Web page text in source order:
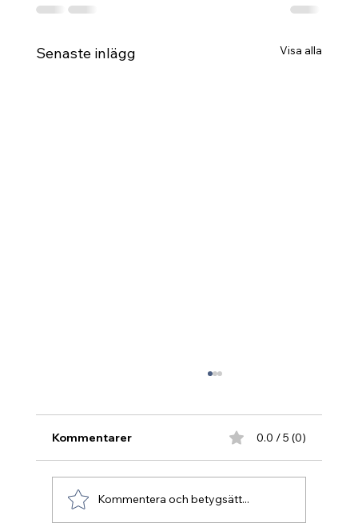
Senaste inlägg Visa alla
Kommentarer 0.0 / 5 (0)
Kommentera och betygsätt...